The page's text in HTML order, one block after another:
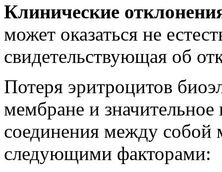
Клинические
может оказаться не
свидетельствующая об
Потеря эритроцитов
мембране и
соединения между собой
следующими факторами: